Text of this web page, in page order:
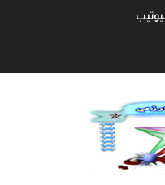
الأموال من خلال الإعلانات أو
مفصل و شامل
شامل و مفصل